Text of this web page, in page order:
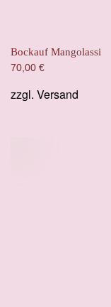
Bockauf Mangolassi
70,00 €
zzgl. Versand